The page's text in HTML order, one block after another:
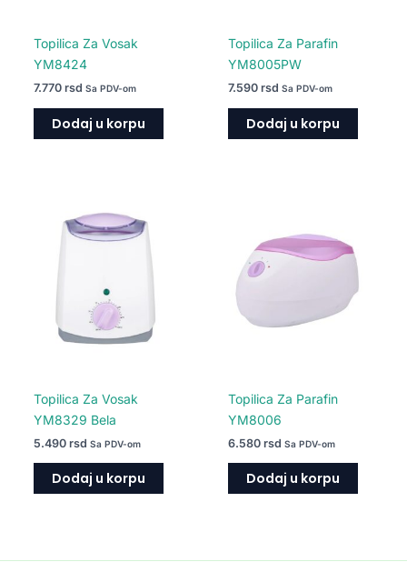
Topilica Za Vosak
YM8424
7.770 rsd Sa PDV-om
Dodaj u korpu
Topilica Za Parafin
YM8005PW
7.590 rsd Sa PDV-om
Dodaj u korpu
Topilica Za Vosak
YM8329 Bela
5.490 rsd Sa PDV-om
Dodaj u korpu
Topilica Za Parafin
YM8006
6.580 rsd Sa PDV-om
Dodaj u korpu